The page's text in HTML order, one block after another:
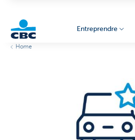
Entreprendre
Home